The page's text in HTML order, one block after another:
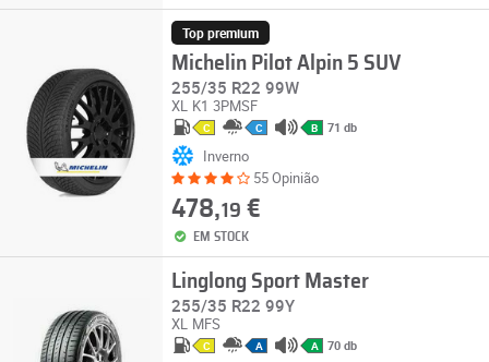
Top premium
Michelin Pilot Alpin 5 SUV
255/35 R22 99W
XL K1 3PMSF
C C B 71 db
Inverno
55 Opinião
478,19 €
EM STOCK
Linglong Sport Master
255/35 R22 99Y
XL MFS
C A A 70 db